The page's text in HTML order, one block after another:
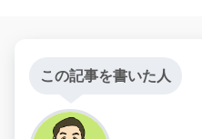
この記事を書いた人